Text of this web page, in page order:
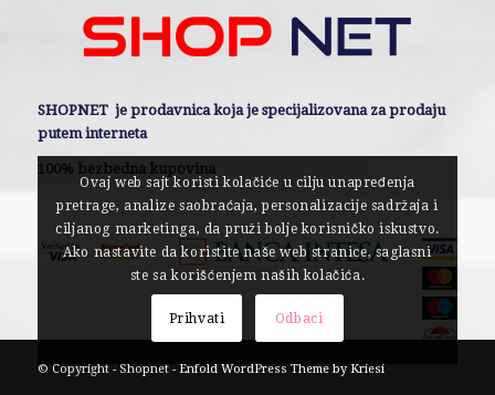
SHOPNET je prodavnica koja je specijalizovana za prodaju
putem interneta
100% bezbedna kupovina
© Copyright - Shopnet -Enfold WordPress Theme by Kriesi
Ovaj web sajt koristi kolačiće u cilju unapređenja
pretrage, analize saobraćaja, personalizacije sadržaja i
ciljanog marketinga, da pruži bolje korisničko iskustvo.
Ako nastavite da koristite naše web stranice, saglasni
ste sa korišćenjem naših kolačića.
Prihvati Odbaci